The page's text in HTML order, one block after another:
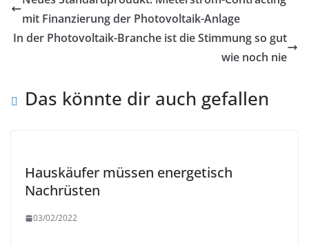
mit Finanzierung der Photovoltaik-Anlage
In der Photovoltaik-Branche ist die Stimmung so gut
wie noch nie
Das könnte dir auch gefallen
Hauskäufer müssen energetisch
Nachrüsten
03/02/2022